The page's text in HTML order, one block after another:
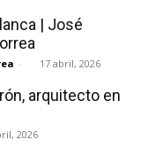
| José
- 17 abril, 2026
arquitecto en
2026